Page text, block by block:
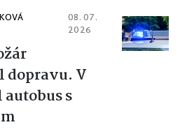
08. 07.
2026
V
s